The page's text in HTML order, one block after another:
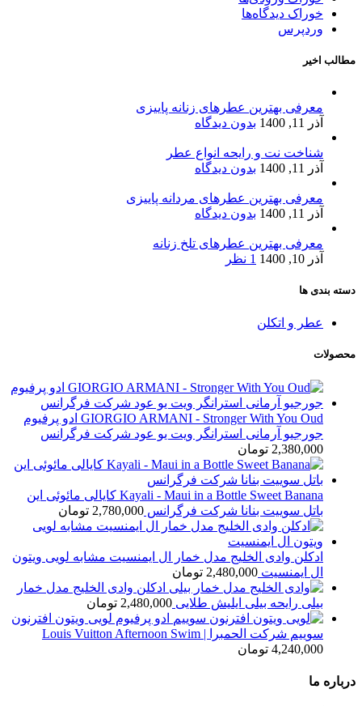
خوراک دیدگاه‌ها
وردپرس
مطالب اخیر
معرفی بهترین عطرهای زنانه پاییزی
آذر 11, 1400
بدون دیدگاه
شناخت نت و رایحه انواع عطر
آذر 11, 1400
بدون دیدگاه
معرفی بهترین عطرهای مردانه پاییزی
آذر 11, 1400
بدون دیدگاه
معرفی بهترین عطرهای تلخ زنانه
آذر 10, 1400
1 نظر
دسته بندی ها
عطر و اتکلن
محصولات
GIORGIO ARMANI - Stronger With You Oud ادو پرفیوم
جورجیو آرمانی استرانگر ویت یو عود شرکت فرگرانس
2,380,000 تومان
Kayali - Maui in a Bottle Sweet Banana کایالی مائوئی این
باتل سوییت بنانا شرکت فرگرانس 2,780,000 تومان
ادکلن وادی الخلیج مدل خمار ال ایمنسیت مشابه لویی ویتون
ال ایمنسیت 2,480,000 تومان
ادکلن وادی الخلیج مدل خمار
بیلی رایحه بیلی ایلیش طلایی 2,480,000 تومان
ادو پرفیوم لویی ویتون افترنون
سوییم شرکت الحمبرا | Louis Vuitton Afternoon Swim
4,240,000 تومان
درباره ما